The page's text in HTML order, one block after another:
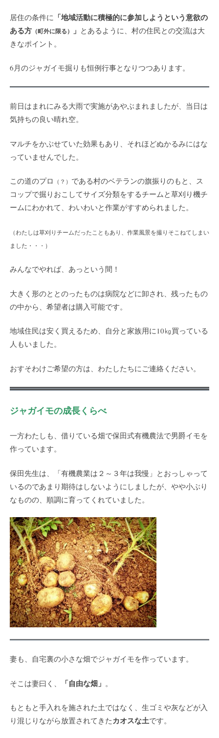
居住の条件に 「地域活動に積極的に参加しようという意欲の
ある方 （町外に限る） 」 とあるように、村の住民との交流は大
きなポイント。
6月のジャガイモ掘りも恒例行事となりつつあります。
前日はまれにみる大雨で実施があやぶまれましたが、当日は
気持ちの良い晴れ空。
マルチをかぶせていた効果もあり、それほどぬかるみにはな
っていませんでした。
この道のプロ （？） である村のベテランの旗振りのもと、ス
コップで掘りおこしてサイズ分類をするチームと草刈り機チ
ームにわかれて、わいわいと作業がすすめられました。
（わたしは草刈りチームだったこともあり、作業風景を撮りそこねてしまい
ました ・・・）
みんなでやれば、あっという間！
大きく形のととのったものは病院などに卸され、残ったもの
の中から、希望者は購入可能です。
地域住民は安く買えるため、自分と家族用に10㎏買っている
人もいました。
おすそわけご希望の方は、わたしたちにご連絡ください。
ジャガイモの成長くらべ
一方わたしも、借りている畑で保田式有機農法で男爵イモを
作っています。
保田先生は、「有機農業は２～３年は我慢」とおっしゃって
いるのであまり期待はしないようにしましたが、やや小ぶり
なものの、順調に育ってくれていました。
妻も、自宅裏の小さな畑でジャガイモを作っています。
そこは妻曰く、 「自由な畑」 。
もともと手入れを施された土ではなく、生ゴミや灰などが入
り混じりながら放置されてきたカオスな土です。